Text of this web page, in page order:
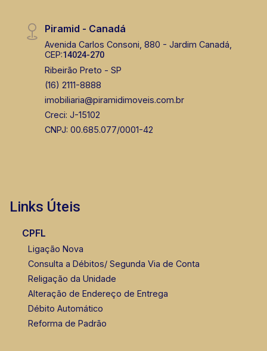
Piramid - Canadá
Avenida Carlos Consoni, 880 - Jardim Canadá,
CEP:14024-270
Ribeirão Preto - SP
(16) 2111-8888
imobiliaria@piramidimoveis.com.br
Creci: J-15102
CNPJ: 00.685.077/0001-42
Links Úteis
CPFL
Ligação Nova
Consulta a Débitos/ Segunda Via de Conta
Religação da Unidade
Alteração de Endereço de Entrega
Débito Automático
Reforma de Padrão